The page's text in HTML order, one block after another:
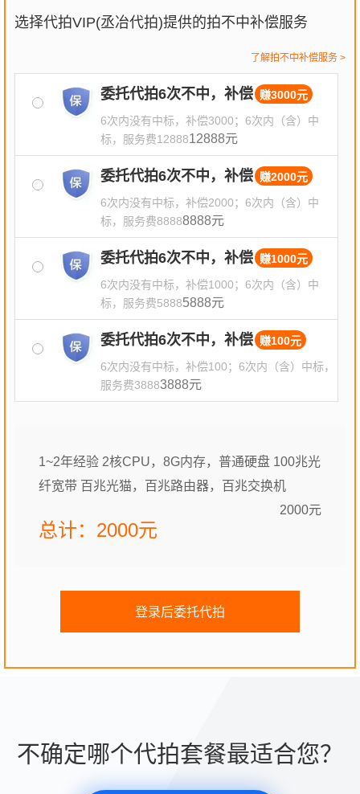
选择代拍VIP(丞冶代拍)提供的拍不中补偿服务
了解拍不中补偿服务 >
√
委托代拍6次不中，补偿 赚3000元
6次内没有中标，补偿3000；6次内（含）中
标，服务费1288812888元
√
委托代拍6次不中，补偿 赚2000元
6次内没有中标，补偿2000；6次内（含）中
标，服务费88888888元
√
委托代拍6次不中，补偿 赚1000元
6次内没有中标，补偿1000；6次内（含）中
标，服务费58885888元
√
委托代拍6次不中，补偿 赚100元
6次内没有中标，补偿100；6次内（含）中标，
服务费38883888元
1~2年经验 2核CPU，8G内存，普通硬盘 100兆光
纤宽带 百兆光猫，百兆路由器，百兆交换机
2000元
总计：2000元
登录后委托代拍
不确定哪个代拍套餐最适合您？